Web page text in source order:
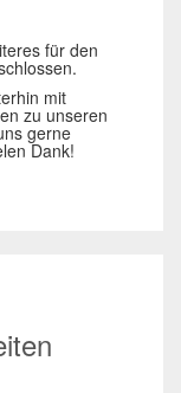
für den
mit
zu unseren
gerne
Dank!